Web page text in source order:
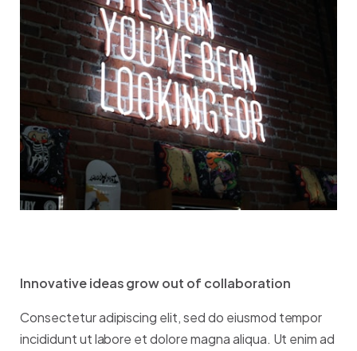
Innovative ideas grow out of collaboration
Consectetur adipiscing elit, sed do eiusmod tempor
incididunt ut labore et dolore magna aliqua. Ut enim ad